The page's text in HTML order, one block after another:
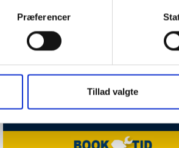
Præferencer
Tillad valgte
dkbilservice.dk
SE VORES PROFIL